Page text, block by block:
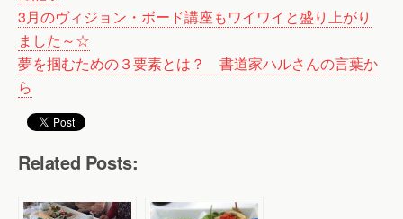
3月のヴィジョン・ボード講座もワイワイと盛り上がり
ました～☆
夢を掴むための３要素とは？ 書道家ハルさんの言葉か
ら
Related Posts: